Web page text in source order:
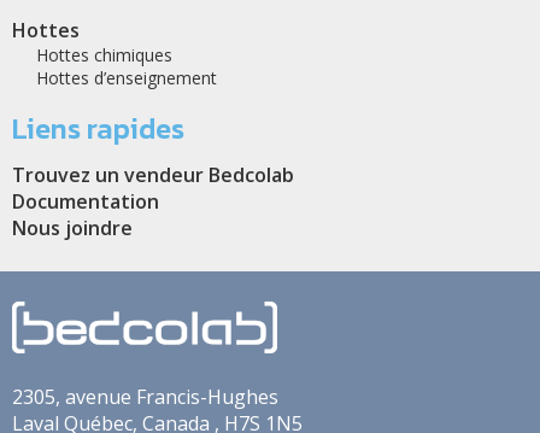
Hottes
Hottes chimiques
Hottes d’enseignement
Liens rapides
Trouvez un vendeur Bedcolab
Documentation
Nous joindre
2305, avenue Francis-Hughes
Laval Québec, Canada , H7S 1N5